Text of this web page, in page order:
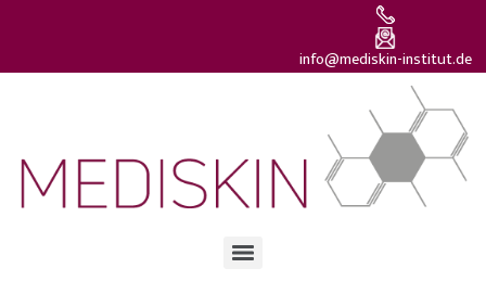
info@mediskin-institut.de